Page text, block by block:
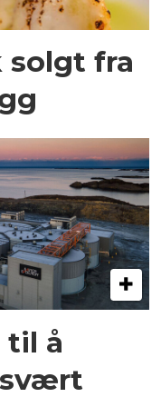
solgt fra
til å